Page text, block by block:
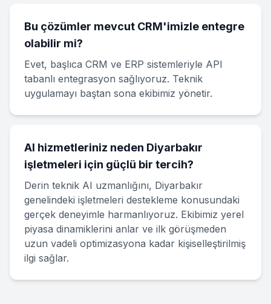
Bu çözümler mevcut CRM'imizle entegre
olabilir mi?
Evet, başlıca CRM ve ERP sistemleriyle API
tabanlı entegrasyon sağlıyoruz. Teknik
uygulamayı baştan sona ekibimiz yönetir.
AI hizmetleriniz neden Diyarbakır
işletmeleri için güçlü bir tercih?
Derin teknik AI uzmanlığını, Diyarbakır
genelindeki işletmeleri destekleme konusundaki
gerçek deneyimle harmanlıyoruz. Ekibimiz yerel
piyasa dinamiklerini anlar ve ilk görüşmeden
uzun vadeli optimizasyona kadar kişiselleştirilmiş
ilgi sağlar.